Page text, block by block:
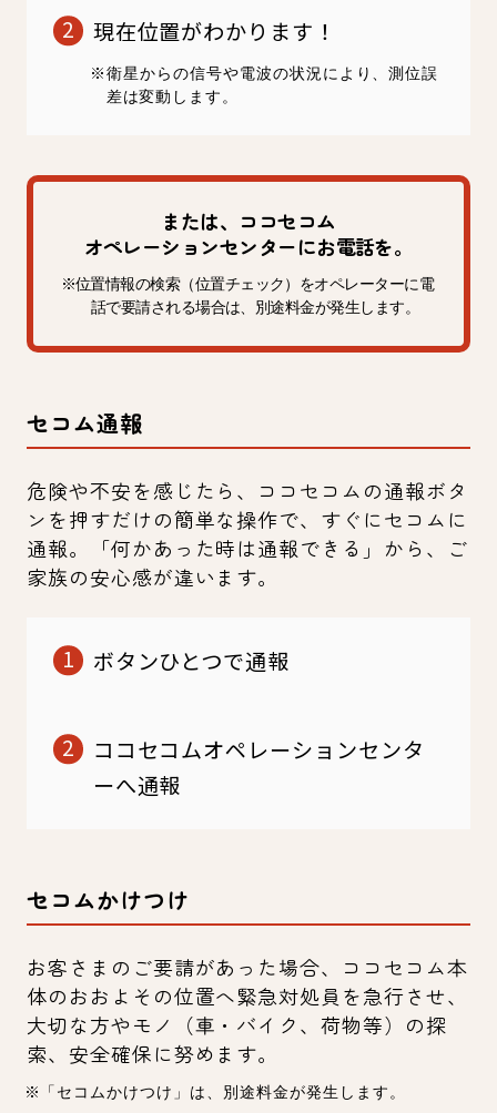
現在位置がわかります！
※衛星からの信号や電波の状況により、測位誤
差は変動します。
または、ココセコム
オペレーションセンターにお電話を。
※位置情報の検索（位置チェック）をオペレーターに電
話で要請される場合は、別途料金が発生します。
セコム通報
危険や不安を感じたら、ココセコムの通報ボタ
ンを押すだけの簡単な操作で、すぐにセコムに
通報。「何かあった時は通報できる」から、ご
家族の安心感が違います。
ボタンひとつで通報
ココセコムオペレーションセンタ
ーへ通報
セコムかけつけ
お客さまのご要請があった場合、ココセコム本
体のおおよその位置へ緊急対処員を急行させ、
大切な方やモノ（車・バイク、荷物等）の探
索、安全確保に努めます。
※「セコムかけつけ」は、別途料金が発生します。